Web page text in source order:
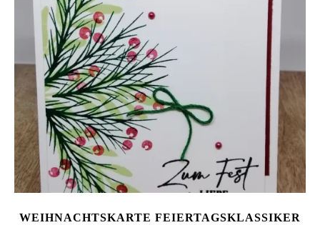
WEIHNACHTSKARTE FEIERTAGSKLASSIKER